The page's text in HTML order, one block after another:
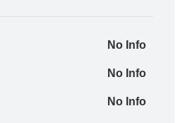
No Info
No Info
No Info